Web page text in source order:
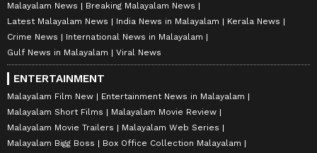
Malayalam News
Breaking Malayalam News
Latest Malayalam News
India News in Malayalam
Kerala News
Crime News
International News in Malayalam
Gulf News in Malayalam
Viral News
ENTERTAINMENT
Malayalam Film New
Entertainment News in Malayalam
Malayalam Short Films
Malayalam Movie Review
Malayalam Movie Trailers
Malayalam Web Series
Malayalam Bigg Boss
Box Office Collection Malayalam